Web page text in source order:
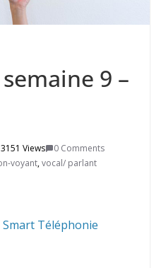
9 –
3151 Views
0 Comments
voyant,vocal/ parlant
Smart Téléphonie